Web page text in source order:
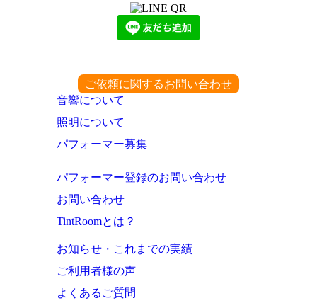
ご依頼に関するお問い合わせ
音響について
照明について
パフォーマー募集
パフォーマー登録のお問い合わせ
お問い合わせ
TintRoomとは？
お知らせ・これまでの実績
ご利用者様の声
よくあるご質問